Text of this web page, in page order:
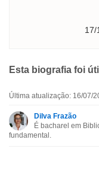
17/
Esta biografia foi
Esta biografia não
Última atualização: 16/07/
Dilva Frazão
É bacharel em
fundamental.